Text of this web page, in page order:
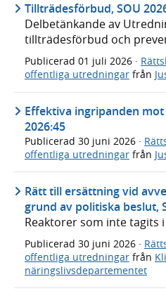
Tillträdesförbud, SOU
Delbetänkande av
tillträdesförbud och
Publicerad 01 juli 2026 ·
offentliga utredningar från
Effektiva ingripanden
2026:45
Publicerad 30 juni 2026 ·
offentliga utredningar från
Rätt till ersättning vid
grund av politiska beslut,
Reaktorer som inte tagits
Publicerad 30 juni 2026 ·
offentliga utredningar från
näringslivsdepartementet